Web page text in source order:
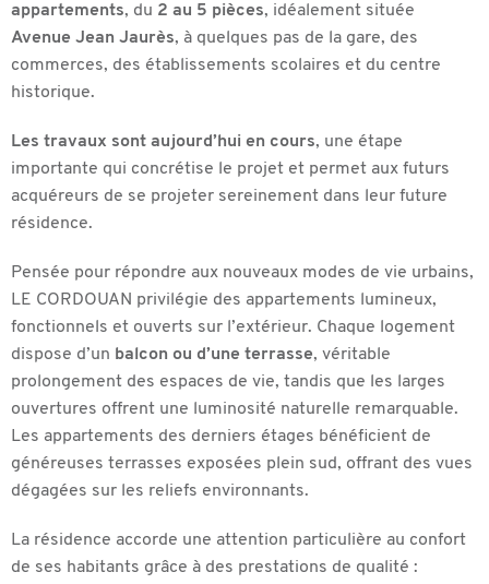
appartements, du 2 au 5 pièces, idéalement située
Avenue Jean Jaurès, à quelques pas de la gare, des
commerces, des établissements scolaires et du centre
historique.
Les travaux sont aujourd’hui en cours, une étape
importante qui concrétise le projet et permet aux futurs
acquéreurs de se projeter sereinement dans leur future
résidence.
Pensée pour répondre aux nouveaux modes de vie urbains,
LE CORDOUAN privilégie des appartements lumineux,
fonctionnels et ouverts sur l’extérieur. Chaque logement
dispose d’un balcon ou d’une terrasse, véritable
prolongement des espaces de vie, tandis que les larges
ouvertures offrent une luminosité naturelle remarquable.
Les appartements des derniers étages bénéficient de
généreuses terrasses exposées plein sud, offrant des vues
dégagées sur les reliefs environnants.
La résidence accorde une attention particulière au confort
de ses habitants grâce à des prestations de qualité :